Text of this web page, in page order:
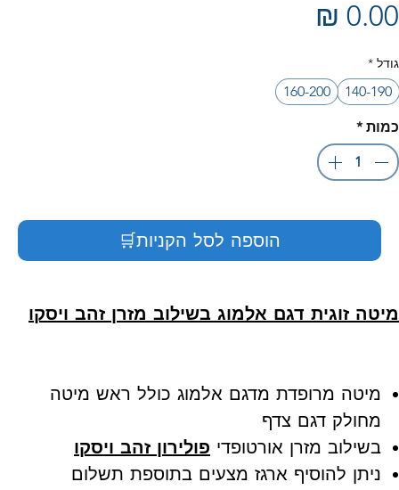
גודל *
140-190
160-200
כמות *
הוספה לסל הקניות🛒
מיטה זוגית דגם אלמוג בשילוב מזרן זהב ויסקו
מיטה מרופדת מדגם אלמוג כולל ראש מיטה
מחולק דגם צדף
בשילוב מזרן אורטופדי פולירון זהב ויסקו
ניתן להוסיף ארגז מצעים בתוספת תשלום